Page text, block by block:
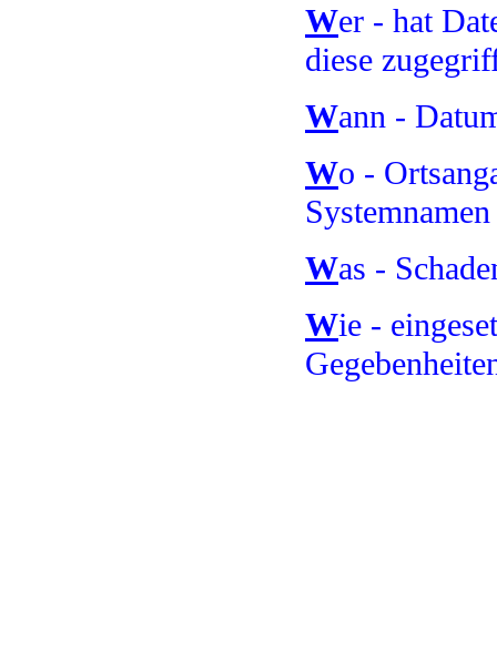
Wer - hat
diese
Wann -
Wo -
Systemnamen
Was -
Wie -